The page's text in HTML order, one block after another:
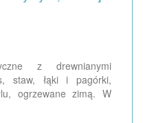
z drewnianymi
staw, łąki i pagórki,
ogrzewane zimą. W